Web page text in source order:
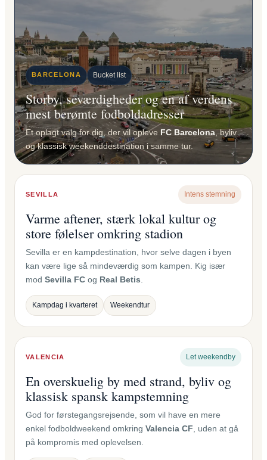
BARCELONA Bucket list
Storby, seværdigheder og en af verdens
mest berømte fodboldadresser
Et oplagt valg for dig, der vil opleve FC Barcelona, byliv
og klassisk weekenddestination i samme tur.
SEVILLA Intens stemning
Varme aftener, stærk lokal kultur og
store følelser omkring stadion
Sevilla er en kampdestination, hvor selve dagen i byen
kan være lige så mindeværdig som kampen. Kig især
mod Sevilla FC og Real Betis
Kampdag i kvarteret Weekendtur
VALENCIA Let weekendby
En overskuelig by med strand, byliv og
klassisk spansk kampstemning
God for førstegangsrejsende, som vil have en mere
enkel fodboldweekend omkring Valencia CF , uden at gå
på kompromis med oplevelsen.